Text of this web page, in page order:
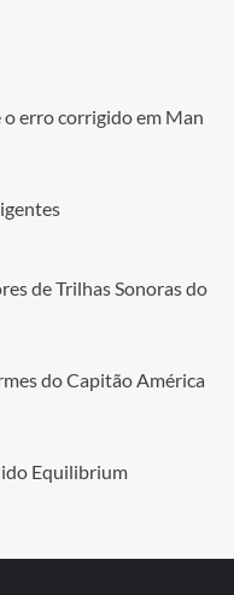
erro corrigido em Man
de Trilhas Sonoras do
do Capitão América
Equilibrium